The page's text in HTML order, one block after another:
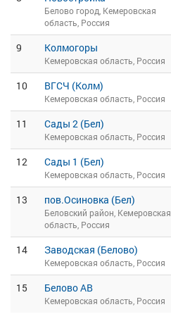
Белово город, Кемеровская
область, Россия
9 Колмогоры
Кемеровская область, Россия
10 ВГСЧ (Колм)
Кемеровская область, Россия
11 Сады 2 (Бел)
Кемеровская область, Россия
12 Сады 1 (Бел)
Кемеровская область, Россия
13 пов.Осиновка (Бел)
Беловский район, Кемеровская
область, Россия
14 Заводская (Белово)
Кемеровская область, Россия
15 Белово АВ
Кемеровская область, Россия